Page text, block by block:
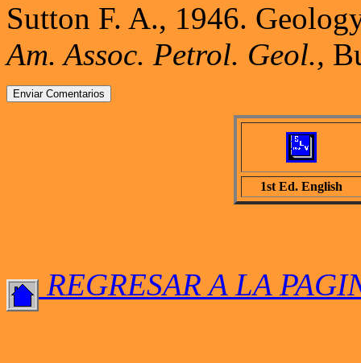
Sutton F. A., 1946.
Am. Assoc. Petrol. Geol.,
1st Ed. English
REGRESAR A LA